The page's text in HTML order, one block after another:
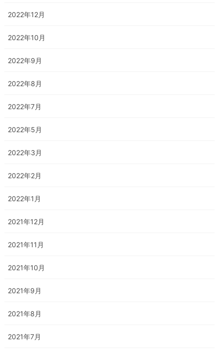
2022年12月
2022年10月
2022年9月
2022年8月
2022年7月
2022年5月
2022年3月
2022年2月
2022年1月
2021年12月
2021年11月
2021年10月
2021年9月
2021年8月
2021年7月